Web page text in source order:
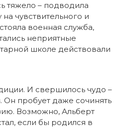
тяжело – подводила
чувствительного и
военная служба,
неприятные
школе действовали
И свершилось чудо –
Он пробует даже сочинять
Возможно, Альберт
если бы родился в